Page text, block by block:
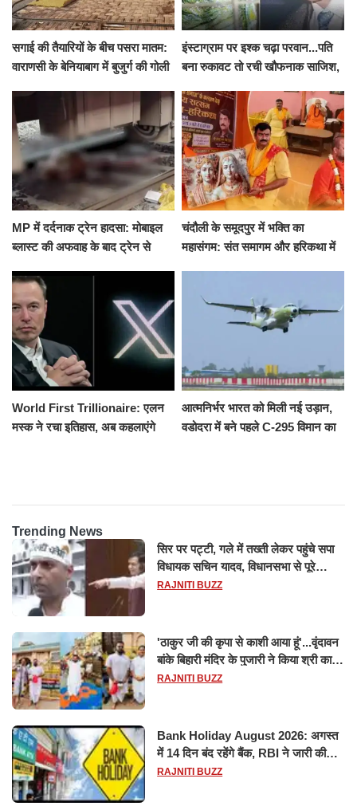
सगाई की तैयारियों के बीच पसरा मातम:
वाराणसी के बेनियाबाग में बुजुर्ग की गोली
इंस्टाग्राम पर इश्क चढ़ा परवान...पति
बना रुकावट तो रची खौफनाक साजिश,
के घाट
MP में दर्दनाक ट्रेन हादसा: मोबाइल
ब्लास्ट की अफवाह के बाद ट्रेन से
रौंदा, 4 की मौत
चंदौली के समूदपुर में भक्ति का
महासंगम: संत समागम और हरिकथा में
World First Trillionaire: एलन
मस्क ने रचा इतिहास, अब कहलाएंगे
आत्मनिर्भर भारत को मिली नई उड़ान,
वडोदरा में बने पहले C-295 विमान का
Trending News
सिर पर पट्टी, गले में तख्ती लेकर पहुंचे सपा
विधायक सचिन यादव, विधानसभा से पूरे
मानसून सत्र के लिए किया गया निलंबित
RAJNITI BUZZ
'ठाकुर जी की कृपा से काशी आया हूं'...वृंदावन
बांके बिहारी मंदिर के पुजारी ने किया श्री काशी
विश्वनाथ का जलाभिषेक
RAJNITI BUZZ
Bank Holiday August 2026: अगस्त
में 14 दिन बंद रहेंगे बैंक, RBI ने जारी की
छुट्टियों की लिस्ट​​​​​​​
RAJNITI BUZZ